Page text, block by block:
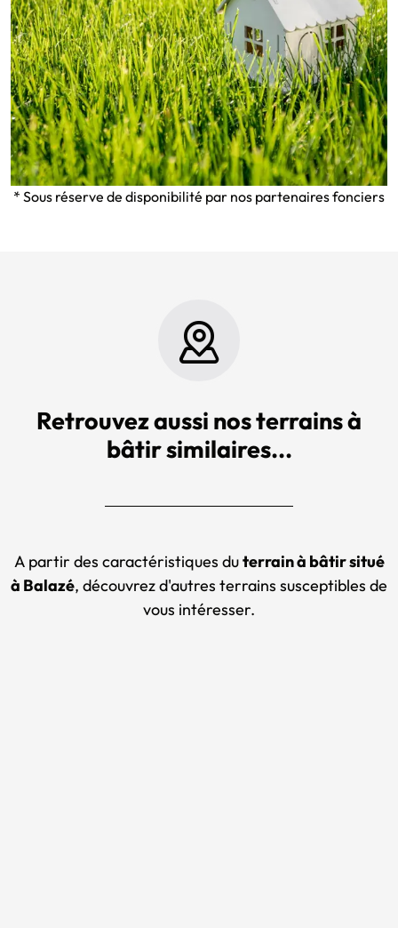
* Sous réserve de disponibilité par nos partenaires fonciers
Retrouvez aussi nos terrains à
bâtir similaires...
A partir des caractéristiques duterrain à bâtir situé
à Balazé, découvrez d'autres terrains susceptibles de
vous intéresser.